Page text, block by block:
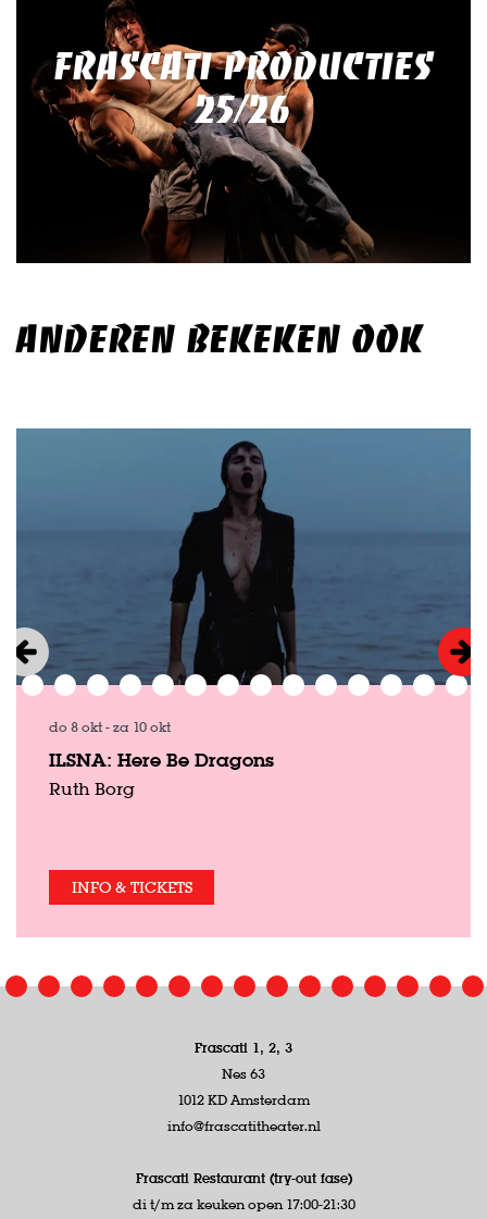
FRASCATI PRODUCTIES
25/26
ANDEREN BEKEKEN OOK
ILSNA: Here Be Dragons
Ruth Borg
do 8 okt-za 10 okt
INFO & TICKETS
Frascati 1, 2, 3
Nes 63
1012 KD Amsterdam
info@frascatitheater.nl
Frascati Restaurant (try-out fase)
di t/m za keuken open 17:00-21:30